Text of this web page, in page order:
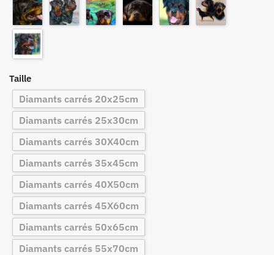
Taille
Diamants carrés 20x25cm
Diamants carrés 25x30cm
Diamants carrés 30X40cm
Diamants carrés 35x45cm
Diamants carrés 40X50cm
Diamants carrés 45X60cm
Diamants carrés 50x65cm
Diamants carrés 55x70cm